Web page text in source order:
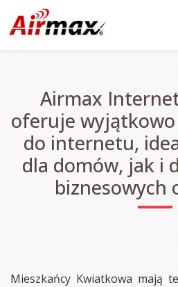
Airmax
oferuje
do internetu,
dla domów, jak i
biznesowych
Mieszkańcy Kwiatkowa mają